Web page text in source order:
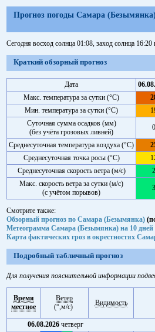
Прогноз погоды Самара
Сегодня восход солнца 01:08, заход солнца
Краткий обзорный прогноз
Дата
Макс. температура за сутки (°C)
Мин. температура за сутки (°C)
Суточная сумма осадков (мм)
(без учёта грозовых ливней)
0
Среднесуточная температура воздуха (°C)
Среднесуточная точка росы (°C)
Среднесуточная скорость ветра (м/с)
2
Макс. скорость ветра за сутки (м/с)
(с учётом порывов)
3
Смотрите также:
Обзорный прогноз по Самара (Безымянка)
Метеограмма Самара (Безымянка) на 10 дней
Карта фактических гроз в окрестностях
Подробный табличный прогноз
Для получения пояснительной информации
Время
местное
Ветер
(°,м/с)
Видимость
06.08.2026 четверг